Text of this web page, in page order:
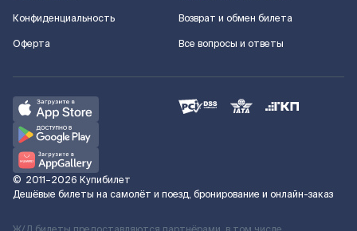
Конфиденциальность
Оферта
Возврат и обмен билета
Все вопросы и ответы
© 2011–2026 Купибилет
Дешёвые билеты на самолёт и поезд, бронирование и онлайн-заказ